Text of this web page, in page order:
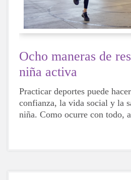
Ocho maneras de
niña activa
Practicar deportes puede
confianza, la vida social y la
niña. Como ocurre con todo,
serán más hábiles que otras,
significa que no deban